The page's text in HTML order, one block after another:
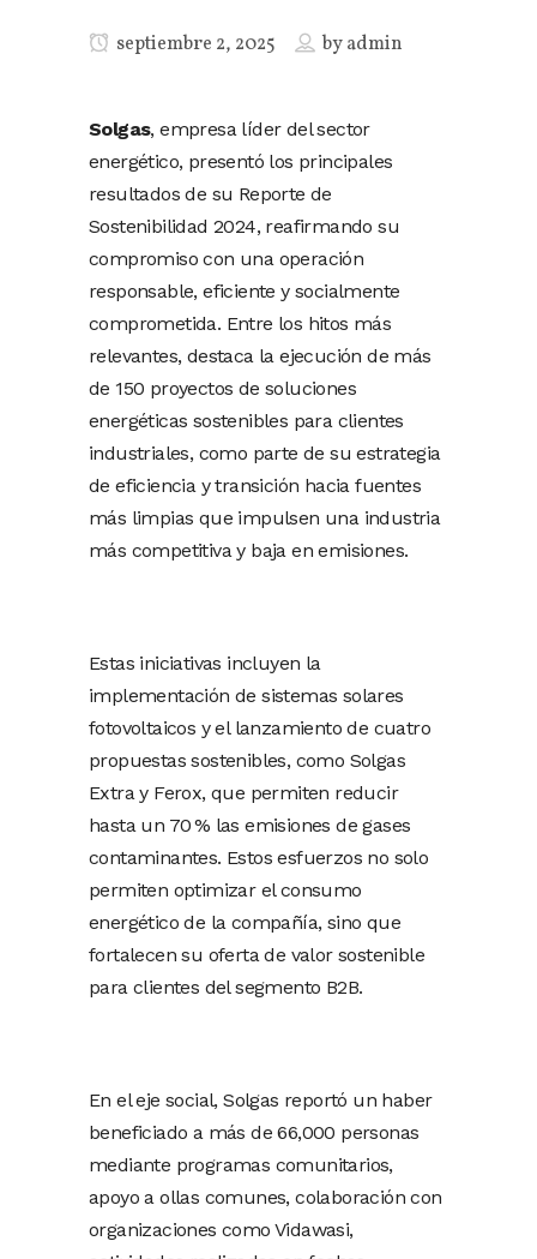
septiembre 2, 2025 byadmin
Solgas, empresa líder del sector
energético, presentó los principales
resultados de su Reporte de
Sostenibilidad 2024, reafirmando su
compromiso con una operación
responsable, eficiente y socialmente
comprometida. Entre los hitos más
relevantes, destaca la ejecución de más
de 150 proyectos de soluciones
energéticas sostenibles para clientes
industriales, como parte de su estrategia
de eficiencia y transición hacia fuentes
más limpias que impulsen una industria
más competitiva y baja en emisiones.
Estas iniciativas incluyen la
implementación de sistemas solares
fotovoltaicos y el lanzamiento de cuatro
propuestas sostenibles, como Solgas
Extra y Ferox, que permiten reducir
hasta un 70 % las emisiones de gases
contaminantes. Estos esfuerzos no solo
permiten optimizar el consumo
energético de la compañía, sino que
fortalecen su oferta de valor sostenible
para clientes del segmento B2B.
En el eje social, Solgas reportó un haber
beneficiado a más de 66,000 personas
mediante programas comunitarios,
apoyo a ollas comunes, colaboración con
organizaciones como Vidawasi,